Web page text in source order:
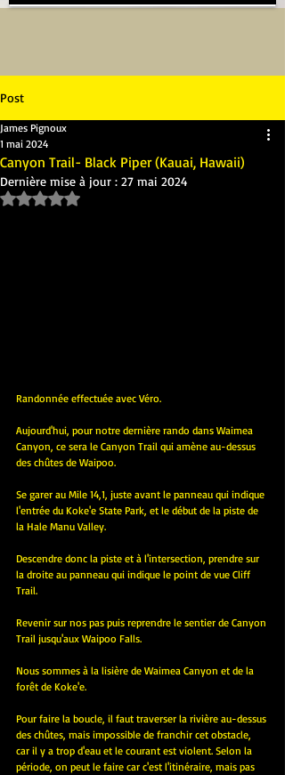
Post
Canyon Trail- Black Piper (Kauai, Hawaii)
James Pignoux
1 mai 2024
Dernière mise à jour : 27 mai 2024
Noté NaN étoiles sur 5.
Randonnée effectuée avec Véro.
Aujourd'hui, pour notre dernière rando dans Waimea
Canyon, ce sera le Canyon Trail qui amène au-dessus
des chûtes de Waipoo.
Se garer au Mile 14,1, juste avant le panneau qui indique
l'entrée du Koke'e State Park, et le début de la piste de
la Hale Manu Valley.
Descendre donc la piste et à l'intersection, prendre sur
la droite au panneau qui indique le point de vue Cliff
Trail.
Revenir sur nos pas puis reprendre le sentier de Canyon
Trail jusqu'aux Waipoo Falls.
Nous sommes à la lisière de Waimea Canyon et de la
forêt de Koke'e.
Pour faire la boucle, il faut traverser la rivière au-dessus
des chûtes, mais impossible de franchir cet obstacle,
car il y a trop d'eau et le courant est violent. Selon la
période, on peut le faire car c'est l'itinéraire, mais pas